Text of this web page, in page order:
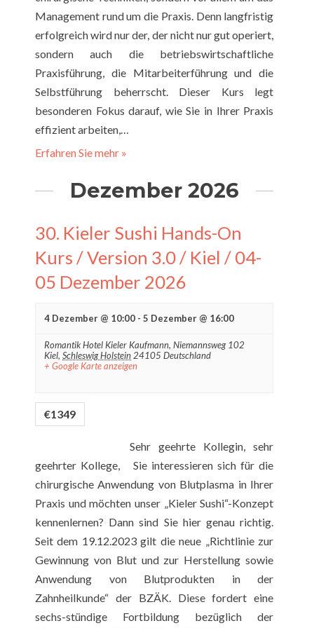
Management rund um die Praxis. Denn langfristig
erfolgreich wird nur der, der nicht nur gut operiert,
sondern auch die betriebswirtschaftliche
Praxisführung, die Mitarbeiterführung und die
Selbstführung beherrscht. Dieser Kurs legt
besonderen Fokus darauf, wie Sie in Ihrer Praxis
effizient arbeiten,…
Erfahren Sie mehr »
Dezember 2026
30. Kieler Sushi Hands-On
Kurs / Version 3.0 / Kiel / 04-
05 Dezember 2026
4 Dezember @ 10:00 - 5 Dezember @ 16:00
Romantik Hotel Kieler Kaufmann, Niemannsweg 102
Kiel, Schleswig Holstein 24105 Deutschland
+ Google Karte anzeigen
€1349
Sehr geehrte Kollegin, sehr
geehrter Kollege, Sie interessieren sich für die
chirurgische Anwendung von Blutplasma in Ihrer
Praxis und möchten unser „Kieler Sushi“-Konzept
kennenlernen? Dann sind Sie hier genau richtig.
Seit dem 19.12.2023 gilt die neue „Richtlinie zur
Gewinnung von Blut und zur Herstellung sowie
Anwendung von Blutprodukten in der
Zahnheilkunde“ der BZÄK. Diese fordert eine
sechs-stündige Fortbildung bezüglich der